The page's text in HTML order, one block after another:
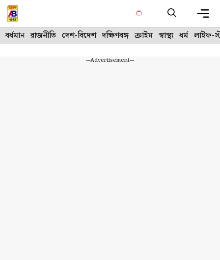
Skip
to
content
বর্ধমান রাজনীতি দেশ-বিদেশ দক্ষিণবঙ্গ ক্রাইম স্বাস্থ্য ধর্ম লাইফ-
---Advertisement---